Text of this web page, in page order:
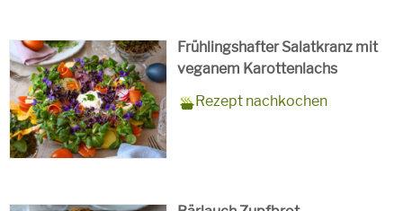
Frühlingshafter Salatkranz mit
veganem Karottenlachs
für
Schlagworte
Beilagen, Hauptspeisen, Jause,
Rezept nachkochen